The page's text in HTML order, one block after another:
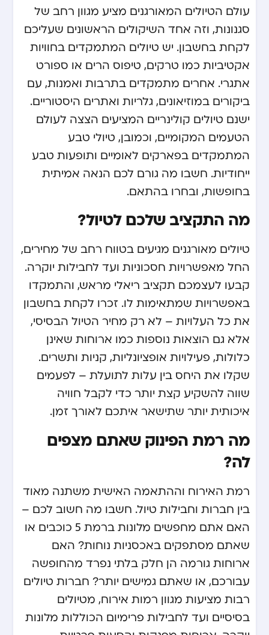
עולם הטיולים המאורגנים מציע מגוון רחב של
סגנונות, וזה אחד השיקולים הראשונים שעליכם
לקחת בחשבון. יש טיולים המתמקדים בחוויות
אקטיביות כמו טרקים, טיפוס הרים או ספורט
אתגרי. אחרים מתמקדים בתרבות ואמנות, עם
ביקורים במוזיאונים, גלריות ואתרים היסטוריים.
ישנם טיולים קולינריים המציעים הצצה לעולם
הטעמים המקומיים, וכמובן, טיולי טבע
המתמקדים בפארקים לאומיים ותופעות טבע
ייחודיות. חשבו מה גורם לכם הנאה אמיתית
בחופשות, ובחרו בהתאם.
מה התקציב שלכם לטיול?
טיולים מאורגנים מגיעים בטווח רחב של מחירים,
החל מאפשרויות חסכוניות ועד לחבילות יוקרה.
קבעו לעצמכם תקציב ריאלי מראש, והתמקדו
באפשרויות שמתאימות לו. זכרו לקחת בחשבון
את כל העלויות – לא רק מחיר הטיול הבסיסי,
אלא גם הוצאות נוספות כמו ארוחות שאינן
כלולות, פעילויות אופציונליות, קניות ותשרים.
שקלו את היחס בין עלות לתועלת – לפעמים
שווה להשקיע קצת יותר כדי לקבל חוויה
איכותית יותר שתישאר איתכם לאורך זמן.
מה רמת הפינוק שאתם מצפים
לה?
רמת האירוח וההתאמה האישית משתנה מאוד
בין חברות וחבילות טיול. חשבו מה חשוב לכם –
האם אתם מחפשים מלונות ברמת 5 כוכבים או
שאתם מסתפקים באכסניות נוחות? האם
ארוחות גורמה הן חלק בלתי נפרד מהחופשה
עבורכם, או שאתם גמישים יותר? חברות טיולים
רבות מציעות מגוון רמות אירוח, מטיולים
בסיסיים ועד לחבילות פרימיום הכוללות מלונות